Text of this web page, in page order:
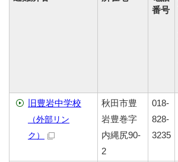
番号
旧豊岩中学校
（外部リン
ク）
秋田市豊
岩豊巻字
内縄尻90-
2
018-
828-
3235